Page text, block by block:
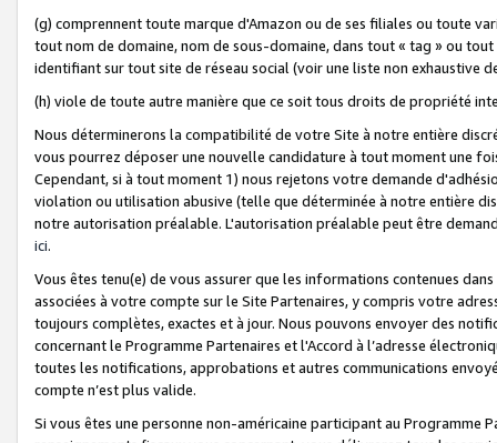
(g) comprennent toute marque d'Amazon ou de ses filiales ou toute
tout nom de domaine, nom de sous-domaine, dans tout « tag » ou
identifiant sur tout site de réseau social (voir une liste non exhaustive
(h) viole de toute autre manière que ce soit tous droits de propriété
Nous déterminerons la compatibilité de votre Site à notre entière
vous pourrez déposer une nouvelle candidature à tout moment une
Cependant, si à tout moment 1) nous rejetons votre demande
violation ou utilisation abusive (telle que déterminée à notre entière
notre autorisation préalable. L'autorisation préalable peut être
ici.
Vous êtes tenu(e) de vous assurer que les informations contenues
associées à votre compte sur le Site Partenaires, y compris votre
toujours complètes, exactes et à jour. Nous pouvons envoyer des
concernant le Programme Partenaires et l'Accord à l’adresse
toutes les notifications, approbations et autres communications
compte n’est plus valide.
Si vous êtes une personne non-américaine participant au